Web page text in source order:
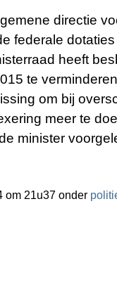
directie
federale
heeft
te
om bij
meer te
minister
om 21u37 onder